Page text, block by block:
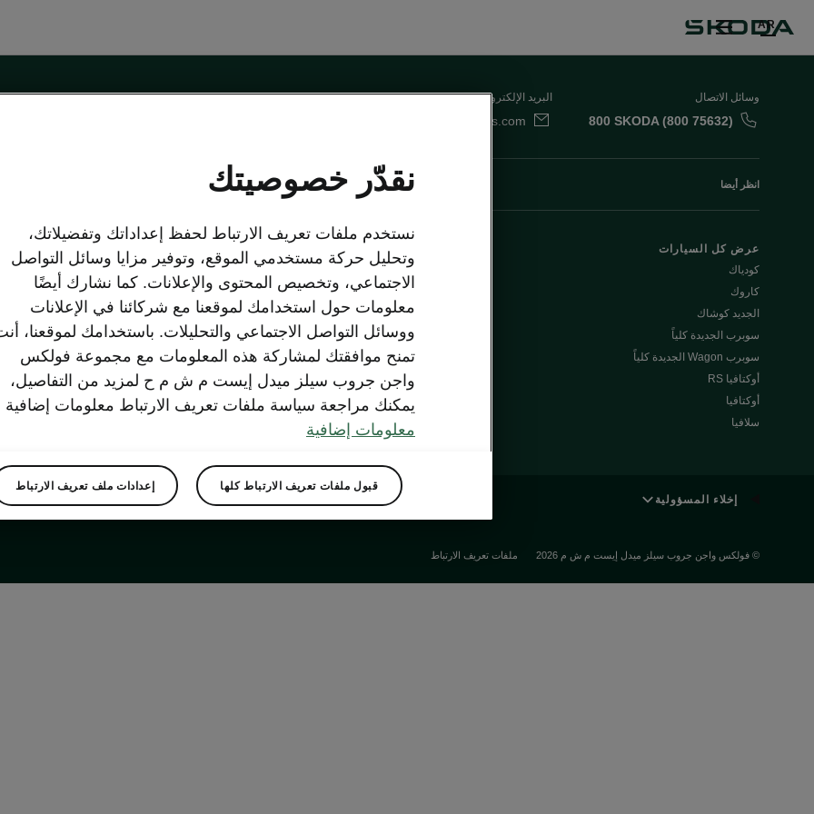
AR
وسائل الاتصال
800 SKODA (800 75632)
البريد الإلكتروني
skoda.uae@ali-sons.com
انظر أيضا
عرض كل السيارات
كودياك
كاروك
الجديد كوشاك
سوبرب الجديدة كلياً
سوبرب Wagon الجديدة كلياً
أوكتافيا RS
أوكتافيا
سلافيا
اكتشف جميع العروض
- كودياك & كاروك
اكتشف سيارات المستعملة المعتمدة
مميزات شكودا
اكتشف شكودا
نبذة عنّا
الكتيبات
Simply Clever
شكودا أوتو الشركة
الإرث
علامة شكودا
الشؤون القانونية
إخلاء المسؤولية
© فولكس واجن جروب سيلز ميدل إيست م ش م 2026 ملفات تعريف الارتباط
نقدّر خصوصيتك
نستخدم ملفات تعريف الارتباط لحفظ إعداداتك وتفضيلاتك،
وتحليل حركة مستخدمي الموقع، وتوفير مزايا وسائل التواصل
الاجتماعي، وتخصيص المحتوى والإعلانات. كما نشارك أيضًا
معلومات حول استخدامك لموقعنا مع شركائنا في الإعلانات
ووسائل التواصل الاجتماعي والتحليلات. باستخدامك لموقعنا،
تمنح موافقتك لمشاركة هذه المعلومات مع مجموعة فولكس
واجن جروب سيلز ميدل إيست م ش م ح لمزيد من التفاصيل،
يمكنك مراجعة سياسة ملفات تعريف الارتباط معلومات إضافية
معلومات إضافية
قبول ملفات تعريف الارتباط كلها إعدادات ملف تعريف الارتباط